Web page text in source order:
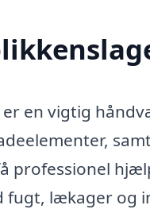
er en vigtig
professionel
fugt, lækager og